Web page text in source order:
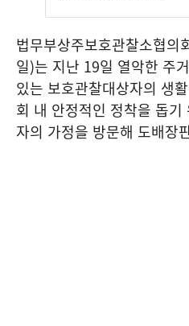
법무부상주보호관찰소협의
일)는 지난 19일 열악한 주
있는 보호관찰대상자의 생
회 내 안정적인 정착을 돕
자의 가정을 방문해 도배장